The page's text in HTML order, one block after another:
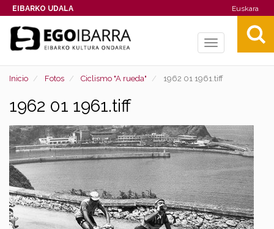
EIBARKO UDALA Euskara
Toggle
Inicio Fotos Ciclismo "A rueda" 1962 01 1961.tiff
1962 01 1961.tiff